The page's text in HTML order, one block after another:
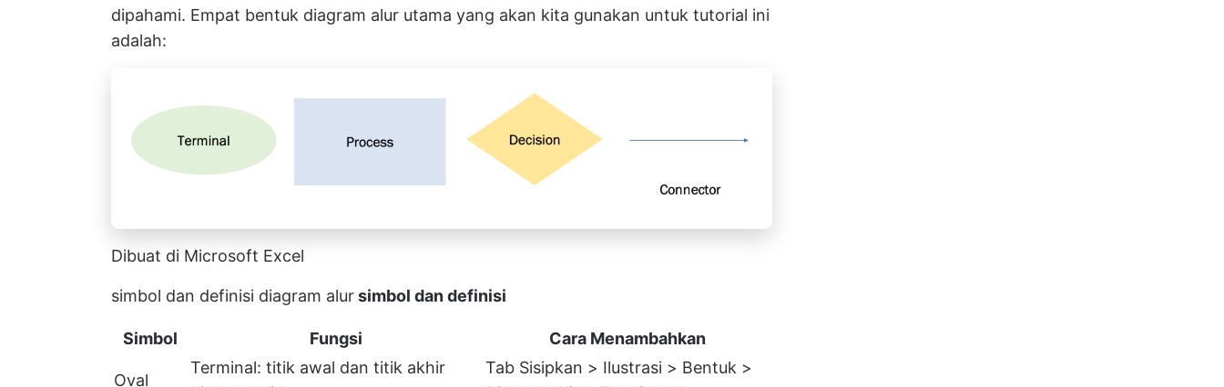
dipahami. Empat bentuk diagram alur utama yang akan kita gunakan untuk tutorial ini
adalah:
Dibuat di Microsoft Excel
simbol dan definisi diagram alursimbol dan definisi
Simbol Fungsi Cara Menambahkan
Oval
Terminal: titik awal dan titik akhir
Tab Sisipkan > Ilustrasi > Bentuk >